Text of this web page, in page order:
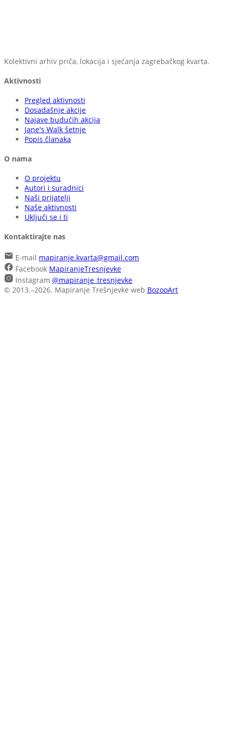
Kolektivni arhiv priča, lokacija i sjećanja zagrebačkog kvarta.
Aktivnosti
Pregled aktivnosti
Dosadašnje akcije
Najave budućih akcija
Jane's Walk šetnje
Popis članaka
O nama
O projektu
Autori i suradnici
Naši prijatelji
Naše aktivnosti
Uključi se i ti
Kontaktirajte nas
E-mail mapiranje.kvarta@gmail.com
Facebook MapiranjeTresnjevke
Instagram @mapiranje_tresnjevke
© 2013.–2026. Mapiranje Trešnjevke web BozooArt